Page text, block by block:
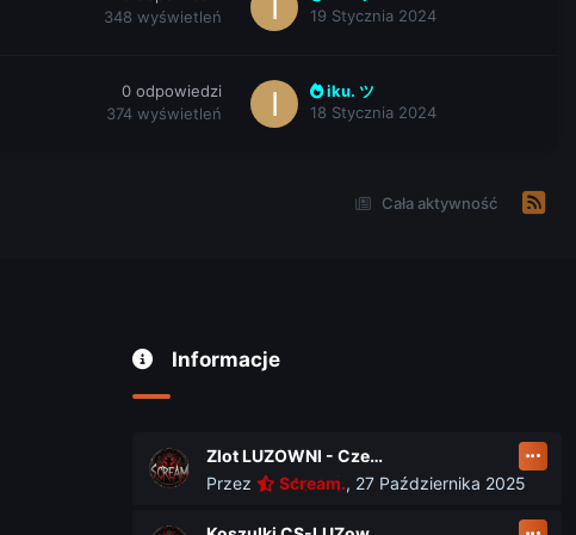
348 wyświetleń
19 Stycznia 2024
0 odpowiedzi
374 wyświetleń
iku. ツ
18 Stycznia 2024
Cała aktywność
Informacje
Zlot LUZOWNI - Czerwiec 2026
Przez
Scream., 27 Października 2025